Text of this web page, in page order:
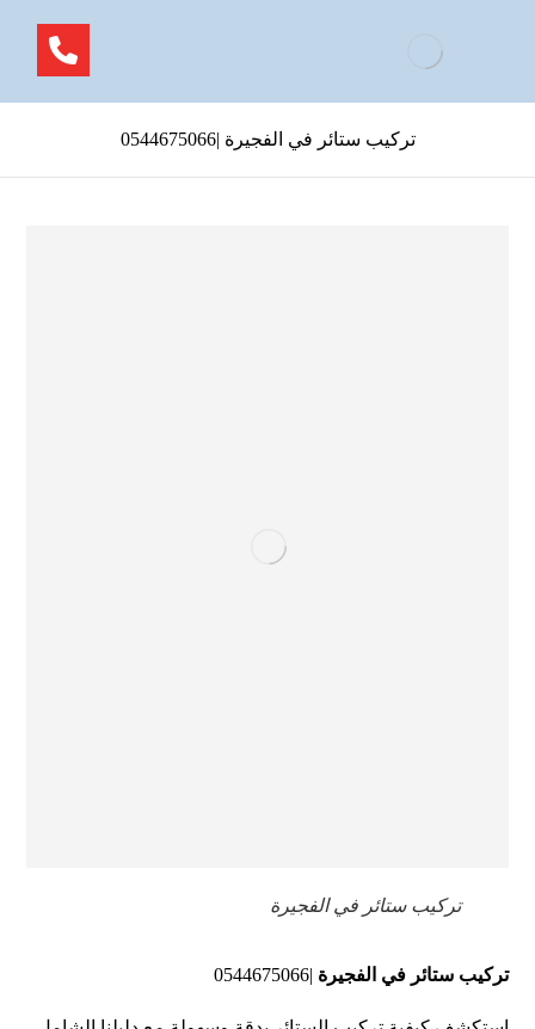
تركيب ستائر في الفجيرة |0544675066
تركيب ستائر في الفجيرة
تركيب ستائر في الفجيرة |0544675066